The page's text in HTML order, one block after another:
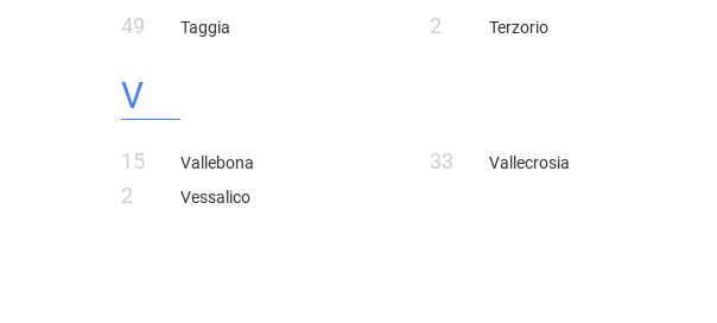
49 Taggia 2 Terzorio
V
15 Vallebona 33 Vallecrosia
2 Vessalico